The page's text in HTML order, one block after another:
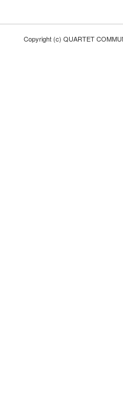
Copyright (c) QUARTET